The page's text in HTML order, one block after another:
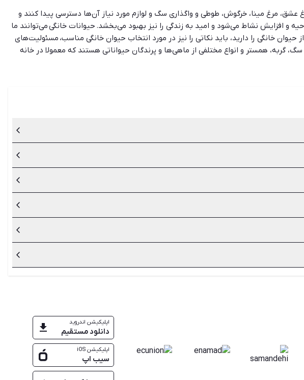
عشق، مرغ مینا، خرگوش، طوطی و واگذاری سگ و لوازم مورد نیاز آن‌ها دسترسی پیدا کنند و
و افزایش نشاط می‌شود و امید به زندگی را نیز بهبود می‌بخشد. حیوانات خانگی می‌توانند ما
خانگی را دارید، باید نکاتی را نیز در مورد انتخاب حیوان خانگی مناسب، مسئولیت‌های
گربه، همستر و انواع مختلفی از ماهی‌ها و پرندگان حیواناتی هستند که معمولا در خانه
اگر در آپارتمان زندگی می‌کنید باید امکانات نگهداری حیوان را داشته باشد و اسباب راحتی
هستند و اصلا مناسب خانه‌های آپارتمانی نیستند. حتی در بعضی از آپارتمان‌ها
غذایی روزانه سگ خود حذف کنید. برای مثال غذاهایی مانند سیر و پیاز، قهوه و چای،
نگهبان و سرابی را بررسی کرده و بهترین گزینه را با توجه به شرایط و موقعیت خود
اما اگر در آپارتمان و فضاهای کوچک زندگی می‌کنید، می‌توانید یکی از نژادهای طوطی
از جمله دلایلی است که آن‌ها را به حیوانات خانگی دوست‌داشتنی و محبوب
اپلیکیشن اندروید
دانلود مستقیم
اپلیکیشن iOS
سیب اپ